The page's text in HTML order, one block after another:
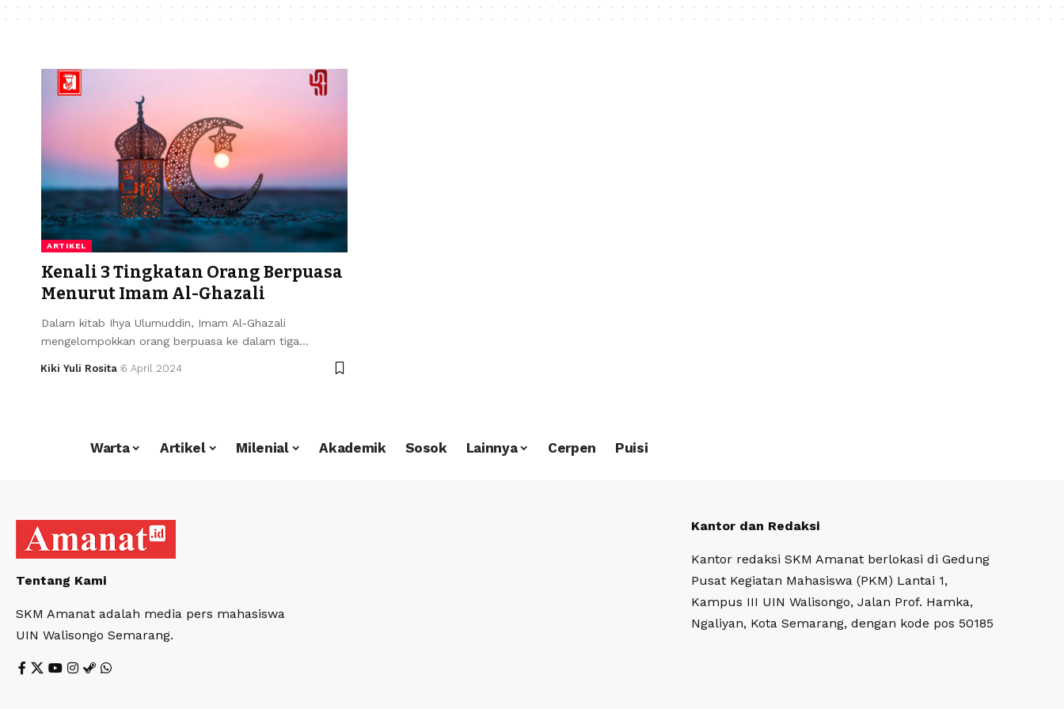
ARTIKEL
Kenali 3 Tingkatan Orang Berpuasa
Menurut Imam Al-Ghazali
Dalam kitab Ihya Ulumuddin, Imam Al-Ghazali
mengelompokkan orang berpuasa ke dalam tiga…
Kiki Yuli Rosita 6 April 2024
Warta Artikel Milenial Akademik Sosok Lainnya Cerpen Puisi
Tentang Kami
SKM Amanat adalah media pers mahasiswa
UIN Walisongo Semarang.
Kantor dan Redaksi
Kantor redaksi SKM Amanat berlokasi di Gedung
Pusat Kegiatan Mahasiswa (PKM) Lantai 1,
Kampus III UIN Walisongo, Jalan Prof. Hamka,
Ngaliyan, Kota Semarang, dengan kode pos 50185